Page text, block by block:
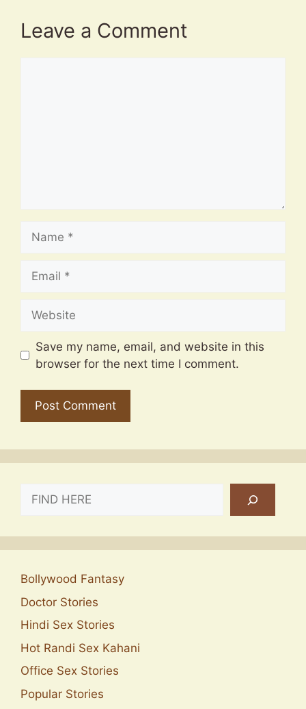
Leave a Comment
Save my name, email, and website in this
browser for the next time I comment.
SEARCH
Bollywood Fantasy
Doctor Stories
Hindi Sex Stories
Hot Randi Sex Kahani
Office Sex Stories
Popular Stories